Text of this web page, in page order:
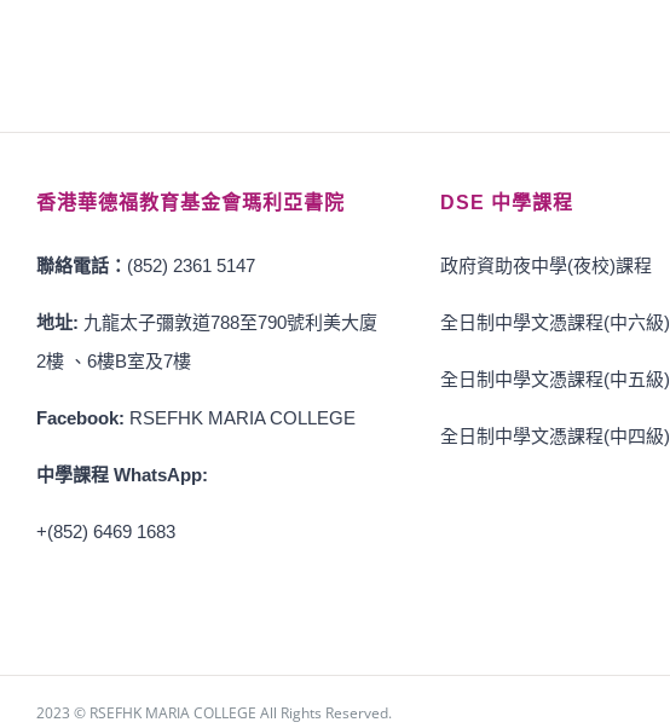
香港華德福教育基金會瑪利亞書院
聯絡電話： (852) 2361 5147
地址: 九龍太子彌敦道788至790號利美大廈
2樓 、6樓B室及7樓
Facebook: RSEFHK MARIA COLLEGE
中學課程 WhatsApp:
+(852) 6469 1683
DSE 中學課程
政府資助夜中學(夜校)課程
全日制中學文憑課程(中六級)
全日制中學文憑課程(中五級)
全日制中學文憑課程(中四級)
2023 © RSEFHK MARIA COLLEGE All Rights Reserved.